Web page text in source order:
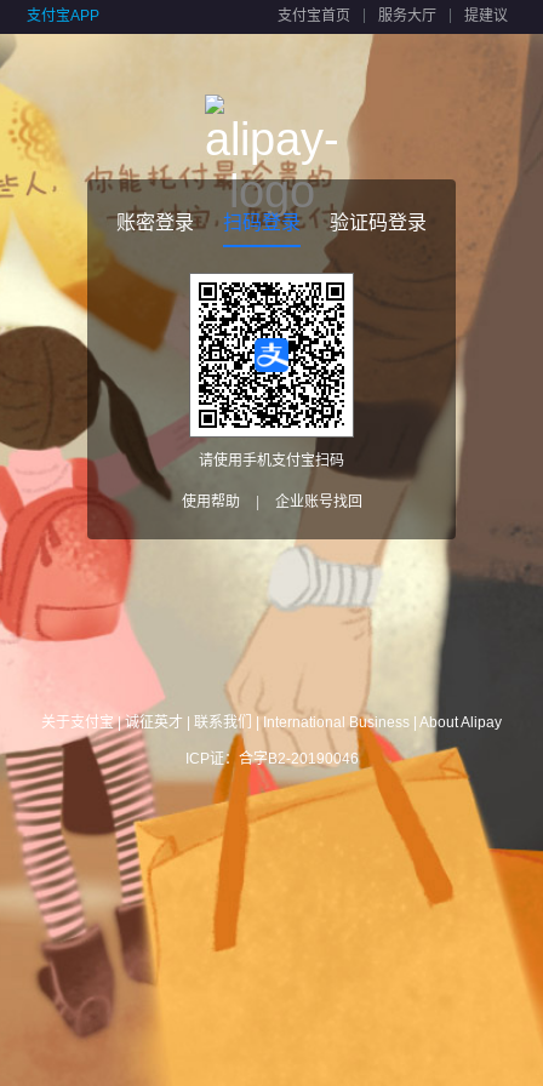
支付宝APP 支付宝首页 服务大厅 提建议
账密登录 扫码登录 验证码登录
请使用手机支付宝扫码
使用帮助 企业账号找回
关于支付宝|诚征英才 联系我们 International Business About Alipay
ICP证：合字B2-20190046